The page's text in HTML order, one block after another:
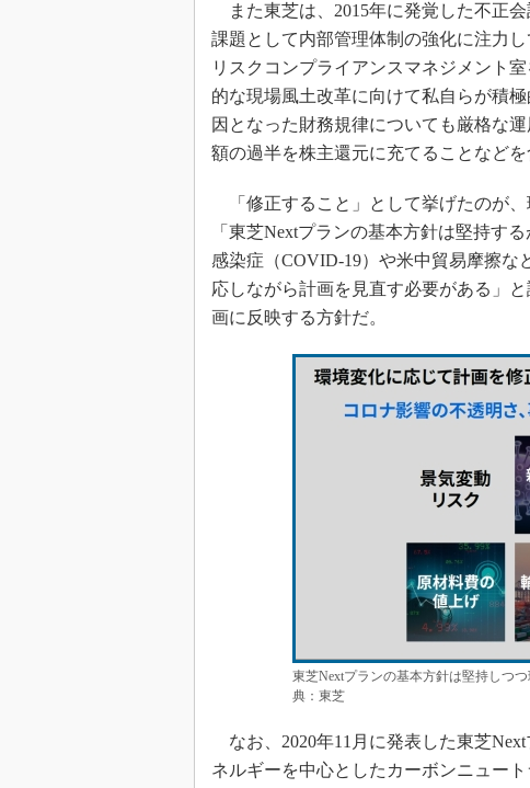
また東芝は、2015年に発覚した不正
課題として内部管理体制の強化に注力
リスクコンプライアンスマネジメント
的な現場風土改革に向けて私自らが積
因となった財務規律についても厳格な
額の過半を株主還元に充てることなど
「修正すること」として挙げたのが
「東芝Nextプランの基本方針は堅持す
感染症（COVID-19）や米中貿易摩擦な
応しながら計画を見直す必要がある」
画に反映する方針だ。
東芝Nextプランの基本方針は堅持しつ
典：東芝
なお、2020年11月に発表した東芝
ネルギーを中心としたカーボンニュー